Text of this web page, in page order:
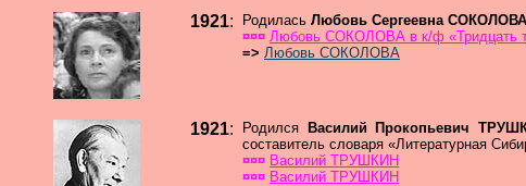
1921: Родилась Любовь Сергеевна СОКОЛОВА
¤¤¤ Любовь СОКОЛОВА в к/ф «Тридцать
=> Любовь СОКОЛОВА
1921: Родился Василий Прокопьевич
составитель словаря «Литературная
¤¤¤ Василий ТРУШКИН
¤¤¤ Василий ТРУШКИН